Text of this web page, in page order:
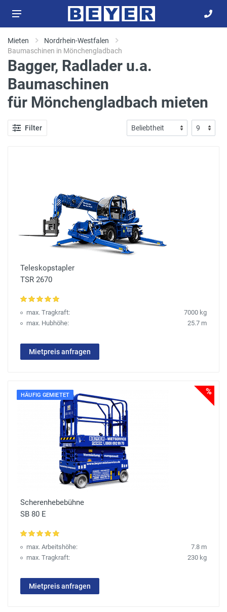
Mieten
Nordrhein-Westfalen
Baumaschinen in Mönchengladbach
Bagger, Radlader u.a.
Baumaschinen
für Mönchengladbach mieten
Filter
Teleskopstapler
TSR 2670
max. Tragkraft:
7000 kg
max. Hubhöhe:
25.7 m
Mietpreis anfragen
HÄUFIG GEMIETET %
Scherenhebebühne
SB 80 E
max. Arbeitshöhe:
7.8 m
max. Tragkraft:
230 kg
Mietpreis anfragen